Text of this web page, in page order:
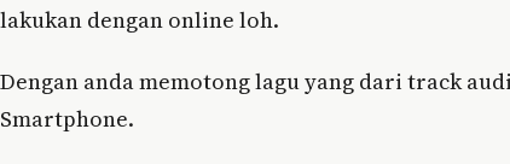
lakukan dengan online loh.
Dengan anda memotong lagu yang dari track
Smartphone.